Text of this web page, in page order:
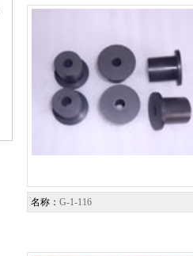
名称： G-1-116